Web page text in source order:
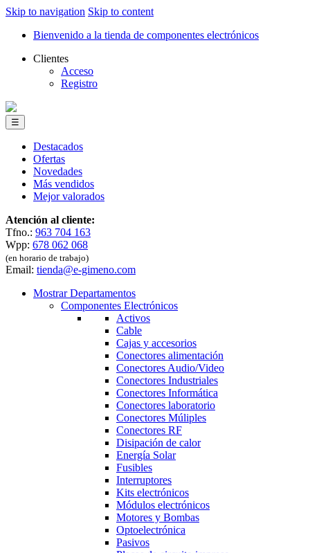
Skip to navigation Skip to content
Bienvenido a la tienda de componentes electrónicos
Clientes
Acceso
Registro
☰
Destacados
Ofertas
Novedades
Más vendidos
Mejor valorados
Atención al cliente:
Tfno.: 963 704 163
Wpp: 678 062 068
(en horario de trabajo)
Email: tienda@e-gimeno.com
Mostrar Departamentos
Componentes Electrónicos
Activos
Cable
Cajas y accesorios
Conectores alimentación
Conectores Audio/Video
Conectores Industriales
Conectores Informática
Conectores laboratorio
Conectores Múliples
Conectores RF
Disipación de calor
Energía Solar
Fusibles
Interruptores
Kits electrónicos
Módulos electrónicos
Motores y Bombas
Optoelectrónica
Pasivos